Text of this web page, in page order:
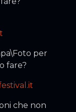
per
fare?
che non